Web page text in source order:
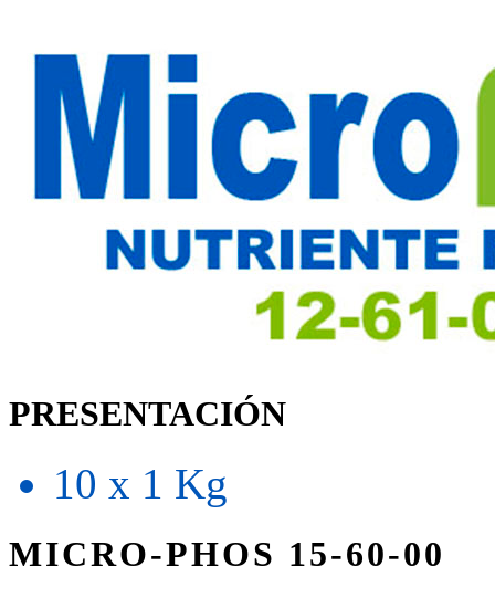
PRESENTACIÓN
10 x 1 Kg
MICRO-PHOS 15-60-00